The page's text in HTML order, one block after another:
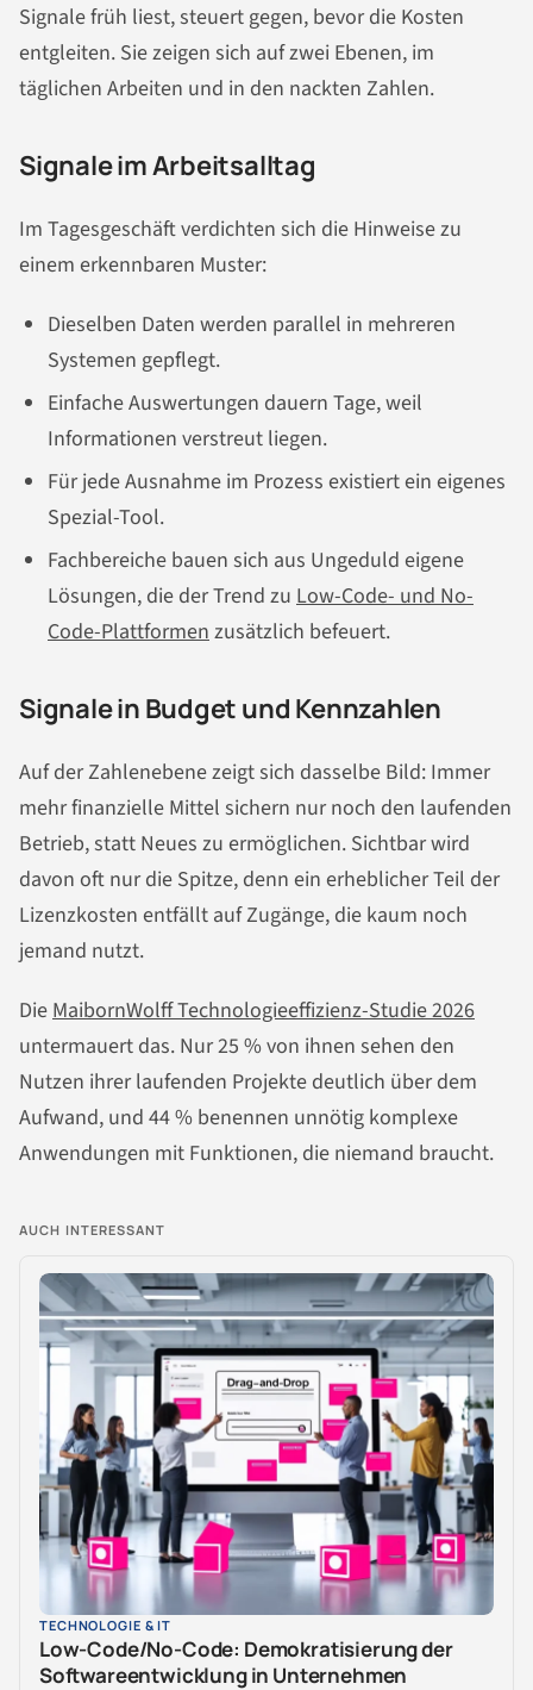
Signale früh liest, steuert gegen, bevor die Kosten
entgleiten. Sie zeigen sich auf zwei Ebenen, im
täglichen Arbeiten und in den nackten Zahlen.
Signale im Arbeitsalltag
Im Tagesgeschäft verdichten sich die Hinweise zu
einem erkennbaren Muster:
Dieselben Daten werden parallel in mehreren
Systemen gepflegt.
Einfache Auswertungen dauern Tage, weil
Informationen verstreut liegen.
Für jede Ausnahme im Prozess existiert ein eigenes
Spezial-Tool.
Fachbereiche bauen sich aus Ungeduld eigene
Lösungen, die der Trend zu Low-Code- und No-
Code-Plattformenzusätzlich befeuert.
Signale in Budget und Kennzahlen
Auf der Zahlenebene zeigt sich dasselbe Bild: Immer
mehr finanzielle Mittel sichern nur noch den laufenden
Betrieb, statt Neues zu ermöglichen. Sichtbar wird
davon oft nur die Spitze, denn ein erheblicher Teil der
Lizenzkosten entfällt auf Zugänge, die kaum noch
jemand nutzt.
DieMaibornWolff Technologieeffizienz-Studie 2026
untermauert das. Nur 25 % von ihnen sehen den
Nutzen ihrer laufenden Projekte deutlich über dem
Aufwand, und 44 % benennen unnötig komplexe
Anwendungen mit Funktionen, die niemand braucht.
AUCH INTERESSANT
TECHNOLOGIE & IT
Low-Code/No-Code: Demokratisierung der
Softwareentwicklung in Unternehmen